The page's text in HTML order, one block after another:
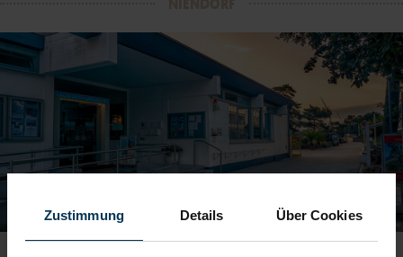
Zustimmung Details Über Cookies